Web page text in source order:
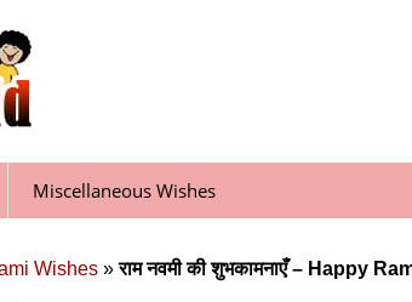
Miscellaneous Wishes
Wishes »राम नवमी की शुभकामनाएँ – Happy